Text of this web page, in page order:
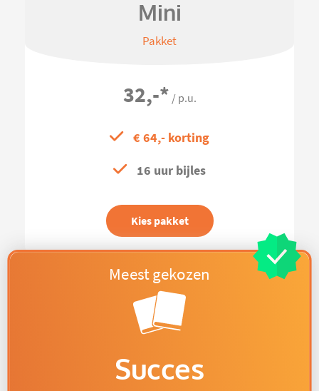
Mini
Pakket
32,-* / p.u.
€ 64,- korting
16 uur bijles
Kies pakket
Succes